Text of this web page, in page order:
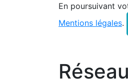
En poursuivant
Mentions légales.